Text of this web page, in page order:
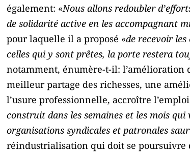
également: «Nous allons redoubler
de solidarité active en les accompagnant
pour laquelle il a proposé «de recevoir
celles qui y sont prêtes, la porte restera
notamment, énumère-t-il: l’amélioration
meilleur partage des richesses, une
l’usure professionnelle, accroître
construit dans les semaines et les mois
organisations syndicales et patronales
réindustrialisation qui doit se poursuivre